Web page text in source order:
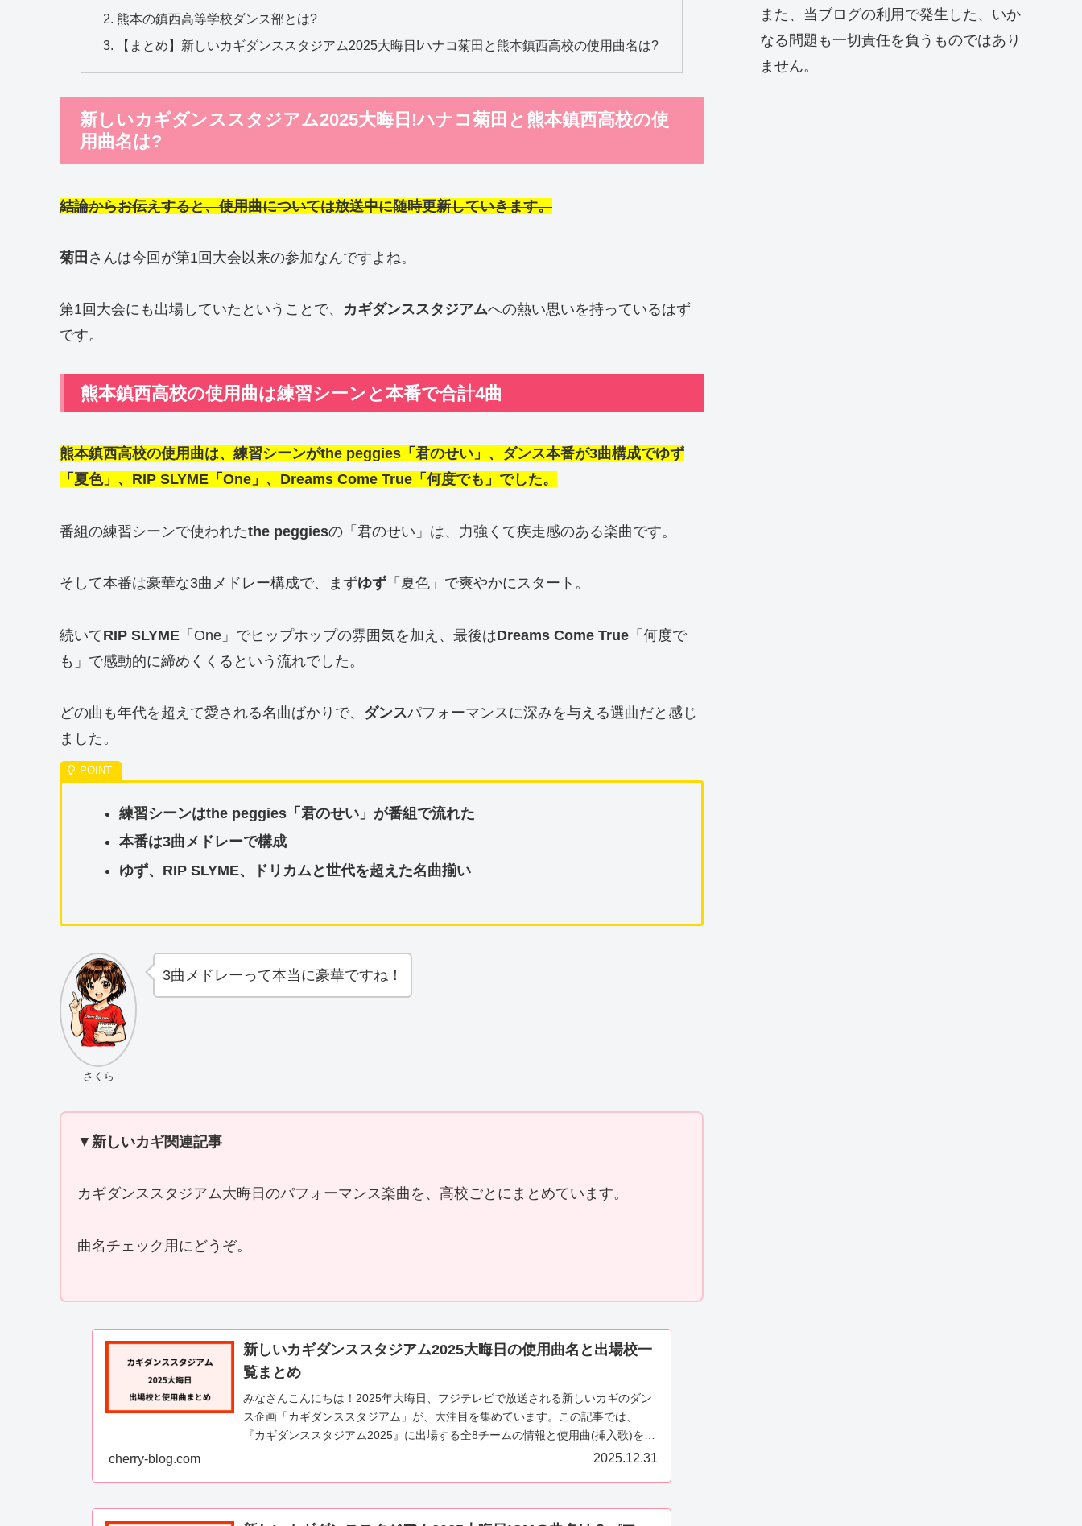
熊本の鎮西高等学校ダンス部とは?
【まとめ】新しいカギダンススタジアム2025大晦日!ハナコ菊田と熊本鎮西高校の使用曲名は?
新しいカギダンススタジアム2025大晦日!ハナコ菊田と熊本鎮西高校の使
用曲名は?
結論からお伝えすると、使用曲については放送中に随時更新していきます。
菊田 さんは今回が第1回大会以来の参加なんですよね。
第1回大会にも出場していたということで、 カギダンススタジアムへの熱い思いを持っているはず
です。
熊本鎮西高校の使用曲は練習シーンと本番で合計4曲
熊本鎮西高校の使用曲は、練習シーンがthe peggies「君のせい」、ダンス本番が3曲構成でゆず
「夏色」、RIP SLYME「One」、Dreams Come True「何度でも」でした。
番組の練習シーンで使われたthe peggiesの「君のせい」は、力強くて疾走感のある楽曲です。
そして本番は豪華な3曲メドレー構成で、まずゆず 「夏色」で爽やかにスタート。
続いてRIP SLYME 「One」でヒップホップの雰囲気を加え、最後はDreams Come True 「何度で
も」で感動的に締めくくるという流れでした。
どの曲も年代を超えて愛される名曲ばかりで、 ダンスパフォーマンスに深みを与える選曲だと感じ
ました。
練習シーンはthe peggies「君のせい」が番組で流れた
本番は3曲メドレーで構成
ゆず、RIP SLYME、ドリカムと世代を超えた名曲揃い
さくら
3曲メドレーって本当に豪華ですね！
▼ 新しいカギ関連記事
カギダンススタジアム大晦日のパフォーマンス楽曲を、高校ごとにまとめています。
曲名チェック用にどうぞ。
新しいカギダンススタジアム2025大晦日の使用曲名と出場校一
覧まとめ
みなさんこんにちは！2025年大晦日、フジテレビで放送される新しいカギのダン
ス企画「カギダンススタジアム」が、大注目を集めています。この記事では、
『カギダンススタジアム2025』に出場する全8チームの情報と使用曲(挿入歌)をま
cherry-blog.com 2025.12.31
また、当ブログの利用で発生した、いか
なる問題も一切責任を負うものではあり
ません。